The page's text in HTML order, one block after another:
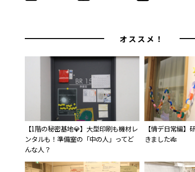
オススメ！
【1階の秘密基地💎】大型印刷も機材レ
ンタルも！準備室の「中の人」ってど
んな人？
【情デ日常編】
きました🎋